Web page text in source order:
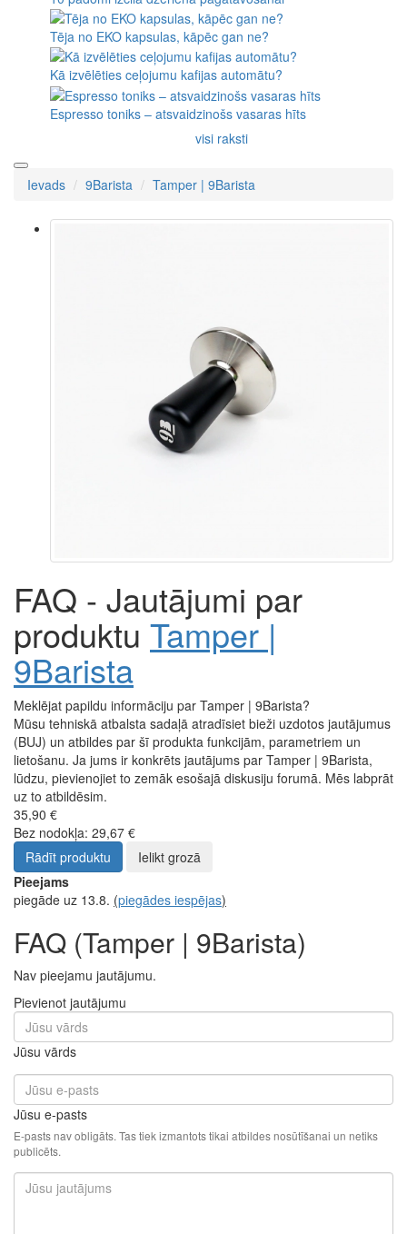
Tēja no EKO kapsulas, kāpēc gan ne?
Kā izvēlēties ceļojumu kafijas automātu?
Espresso toniks – atsvaidzinošs vasaras hīts
visi raksti
Ievads 9Barista Tamper | 9Barista
FAQ - Jautājumi par
produktu Tamper |
9Barista
Meklējat papildu informāciju par Tamper | 9Barista?
Mūsu tehniskā atbalsta sadaļā atradīsiet bieži uzdotos jautājumus
(BUJ) un atbildes par šī produkta funkcijām, parametriem un
lietošanu. Ja jums ir konkrēts jautājums par Tamper | 9Barista,
lūdzu, pievienojiet to zemāk esošajā diskusiju forumā. Mēs labprāt
uz to atbildēsim.
35,90 €
Bez nodokļa: 29,67 €
Rādīt produktu
Ielikt grozā
Pieejams
piegāde uz 13.8. (piegādes iespējas)
FAQ (Tamper | 9Barista)
Nav pieejamu jautājumu.
Pievienot jautājumu
Jūsu vārds
Jūsu e-pasts
E-pasts nav obligāts. Tas tiek izmantots tikai atbildes nosūtīšanai un netiks
publicēts.